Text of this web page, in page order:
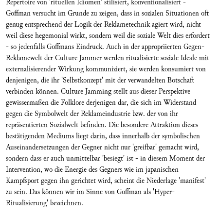
Goffman versucht im Grunde zu zeigen, dass in sozialen Situationen oft
genug entsprechend der Logik der Reklametechnik agiert wird, nicht
weil diese hegemonial wirkt, sondern weil die soziale Welt dies erfordert
- so jedenfalls Goffmans Eindruck. Auch in der appropriierten Gegen-
Reklamewelt der Culture Jammer werden ritualisierte soziale Ideale mit
externalisierender Wirkung kommuniziert, sie werden konsumiert von
denjenigen, die ihr 'Selbstkonzept' mit der verwandelten Botschaft
verbinden können. Culture Jamming stellt aus dieser Perspektive
gewissermaßen die Folklore derjenigen dar, die sich im Widerstand
gegen die Symbolwelt der Reklameindustrie bzw. der von ihr
repräsentierten Sozialwelt befinden. Die besondere Attraktion dieses
bestätigenden Mediums liegt darin, dass innerhalb der symbolischen
Auseinandersetzungen der Gegner nicht nur 'greifbar' gemacht wird,
sondern dass er auch unmittelbar 'besiegt' ist - in diesem Moment der
Intervention, wo die Energie des Gegners wie im japanischen
Kampfsport gegen ihn gerichtet wird, scheint die Niederlage 'manifest'
zu sein. Das können wir im Sinne von Goffman als 'Hyper-
Ritualisierung' bezeichnen.